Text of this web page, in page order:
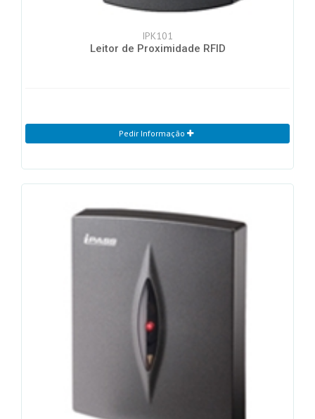
IPK101
Leitor de Proximidade RFID
Pedir Informação